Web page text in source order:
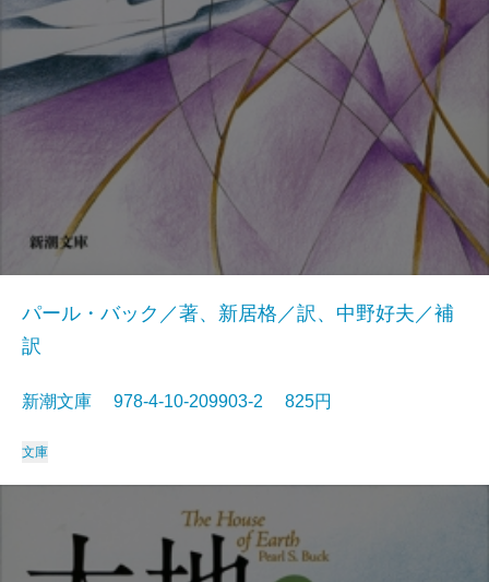
パール・バック／著、新居格／訳、中野好夫／補
訳
新潮文庫 978-4-10-209903-2 825円
文庫